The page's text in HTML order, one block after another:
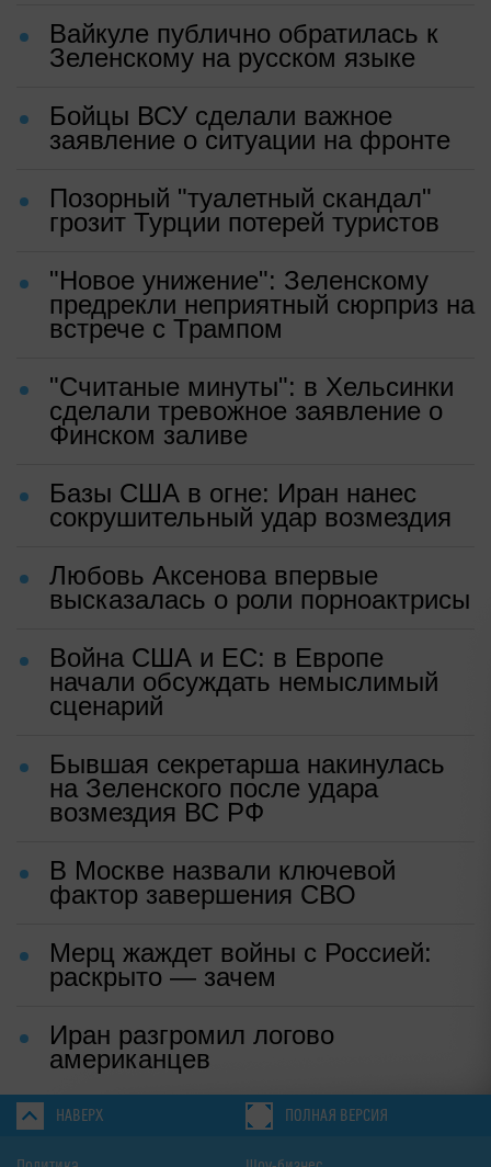
Вайкуле публично обратилась к
Зеленскому на русском языке
Бойцы ВСУ сделали важное
заявление о ситуации на фронте
Позорный "туалетный скандал"
грозит Турции потерей туристов
"Новое унижение": Зеленскому
предрекли неприятный сюрприз на
встрече с Трампом
"Считаные минуты": в Хельсинки
сделали тревожное заявление о
Финском заливе
Базы США в огне: Иран нанес
сокрушительный удар возмездия
Любовь Аксенова впервые
высказалась о роли порноактрисы
Война США и ЕС: в Европе
начали обсуждать немыслимый
сценарий
Бывшая секретарша накинулась
на Зеленского после удара
возмездия ВС РФ
В Москве назвали ключевой
фактор завершения СВО
Мерц жаждет войны с Россией:
раскрыто — зачем
Иран разгромил логово
американцев
НАВЕРХ ПОЛНАЯ ВЕРСИЯ